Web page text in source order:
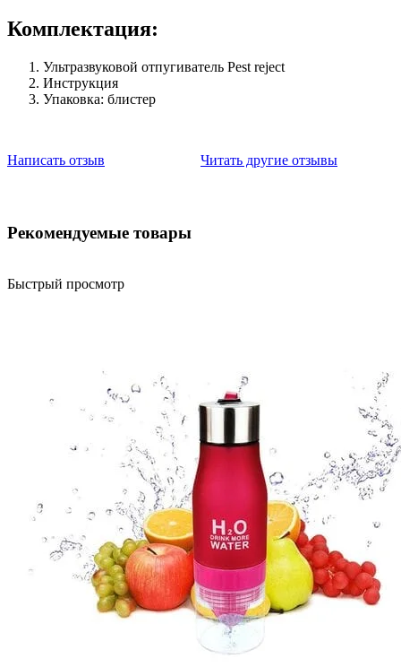
Комплектация:
Ультразвуковой отпугиватель Pest reject
Инструкция
Упаковка: блистер
Написать отзыв Читать другие отзывы
Рекомендуемые товары
Быстрый просмотр